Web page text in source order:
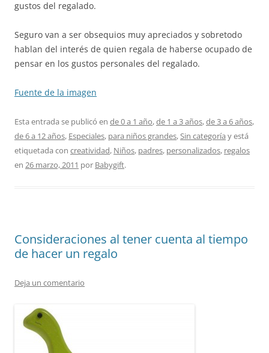
gustos del regalado.
Seguro van a ser obsequios muy apreciados y sobretodo
hablan del interés de quien regala de haberse ocupado de
pensar en los gustos personales del regalado.
Fuente de la imagen
Esta entrada se publicó en de 0 a 1 año,de 1 a 3 años,de 3 a 6 años,
de 6 a 12 años, Especiales, para niños grandes,Sin categoría y está
etiquetada con creatividad, Niños, padres, personalizados, regalos
en 26 marzo, 2011 por Babygift.
Consideraciones al tener cuenta al tiempo
de hacer un regalo
Deja un comentario